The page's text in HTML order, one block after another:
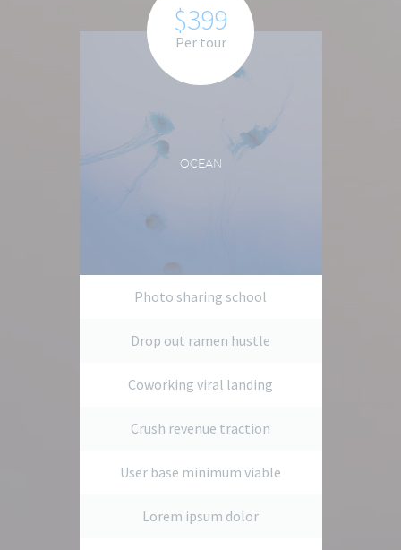
OCEAN
$399
Per tour
Photo sharing school
Drop out ramen hustle
Coworking viral landing
Crush revenue traction
User base minimum viable
Lorem ipsum dolor